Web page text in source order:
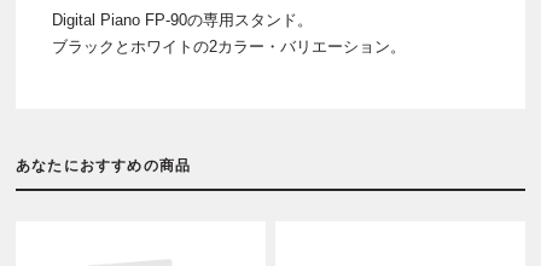
Digital Piano FP-90の専用スタンド。
ブラックとホワイトの2カラー・バリエーション。
あなたにおすすめの商品